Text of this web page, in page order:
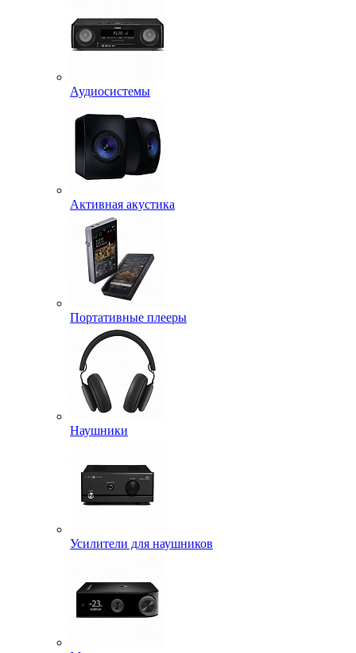
Аудиосистемы
Активная акустика
Портативные плееры
Наушники
Усилители для наушников